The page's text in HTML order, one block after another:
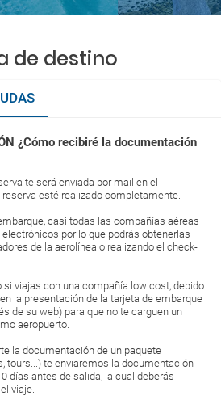
de destino
¿Cómo recibiré la documentación
te será enviada por mail en el
esté realizado completamente.
casi todas las compañías aéreas
por lo que podrás obtenerlas
de la aerolínea o realizando el check-
si viajas con una compañía low cost, debido
la presentación de la tarjeta de embarque
de su web) para que no te carguen un
aeropuerto.
la documentación de un paquete
tours...) te enviaremos la documentación
días antes de salida, la cual deberás
viaje.